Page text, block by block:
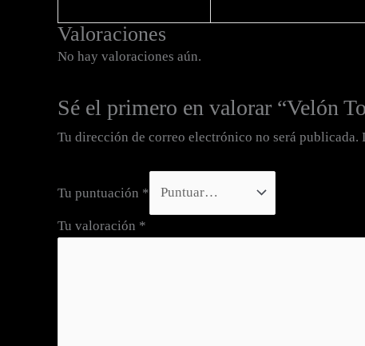
Valoraciones
No hay valoraciones aún.
Sé el primero en valorar “Velón
Tu dirección de correo electrónico no será publicada.
Tu puntuación *
Tu valoración *